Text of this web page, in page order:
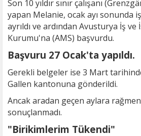
Son 10 yıldır sınır çalışanı
yapan Melanie, ocak ayı sonunda
ayrıldı ve ardından Avusturya İş ve
Kurumu'na (AMS) başvurdu.
Başvuru 27 Ocak'ta yapıldı.
Gerekli belgeler ise 3 Mart
Gallen kantonuna gönderildi.
Ancak aradan geçen aylara
sonuçlanmadı.
"Birikimlerim Tükendi"